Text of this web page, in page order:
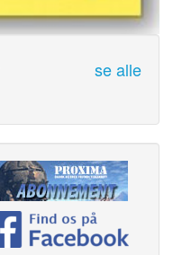
se alle